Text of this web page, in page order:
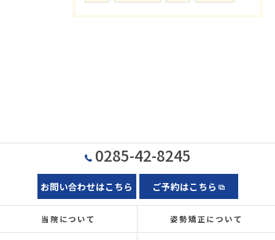
0285-42-8245
お問い合わせはこちら ご予約はこちら
当院について 姿勢矯正について